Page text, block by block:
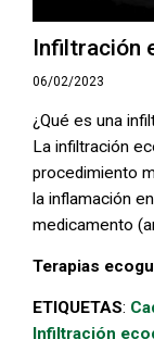
Infiltración
06/02/2023
¿Qué es una
La infiltración
procedimiento
la inflamación
medicamento
Terapias
ETIQUETAS:
Infiltración